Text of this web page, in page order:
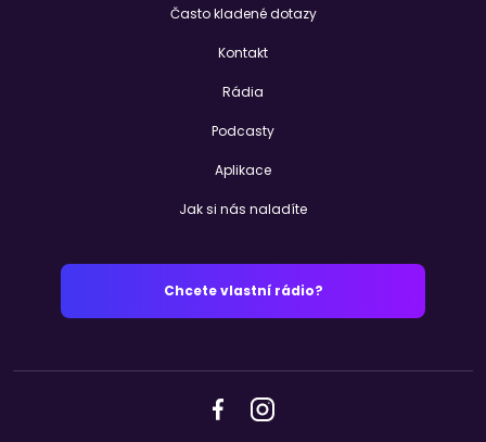
Často kladené dotazy
Kontakt
Rádia
Podcasty
Aplikace
Jak si nás naladíte
Chcete vlastní rádio?